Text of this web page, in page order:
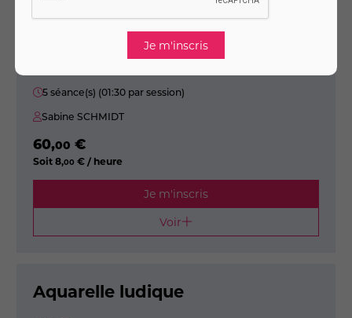
5 séance(s) (01:30 par session)
Sabine SCHMIDT
60,00 €
Soit8,00 € / heure
Je m'inscris
Voir
Aquarelle ludique